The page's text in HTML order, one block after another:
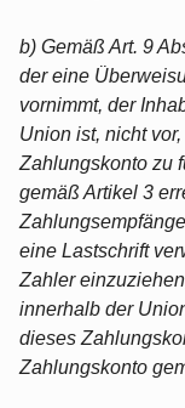
b) Gemäß Art. 9
der eine
vornimmt, der
Union ist, nicht
Zahlungskonto zu
gemäß Artikel 3
eine Lastschrift
Zahler
innerhalb der
dieses
Zahlungskonto